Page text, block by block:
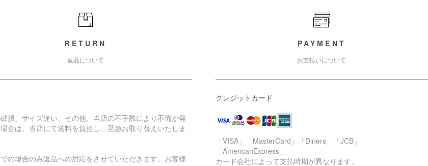
RETURN
返品について
損、サイズ違い、その他、当店の不手際により不備が発
合は、当店にて送料を負担し、至急お取り替えいたしま
の場合のみ返品への対応をさせていただきます。お客様
PAYMENT
お支払いについて
クレジットカード
「VISA」「MasterCard」「Diners」「JCB」
「AmericanExpress」
カード会社によって支払時期が異なります。